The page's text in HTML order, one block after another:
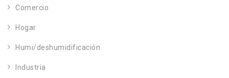
Comercio
Hogar
Humi/deshumidificación
Industria